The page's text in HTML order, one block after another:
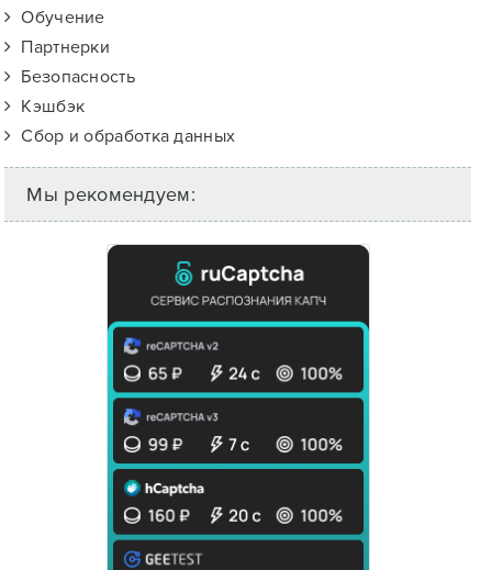
Обучение
Партнерки
Безопасность
Кэшбэк
Сбор и обработка данных
Мы рекомендуем: